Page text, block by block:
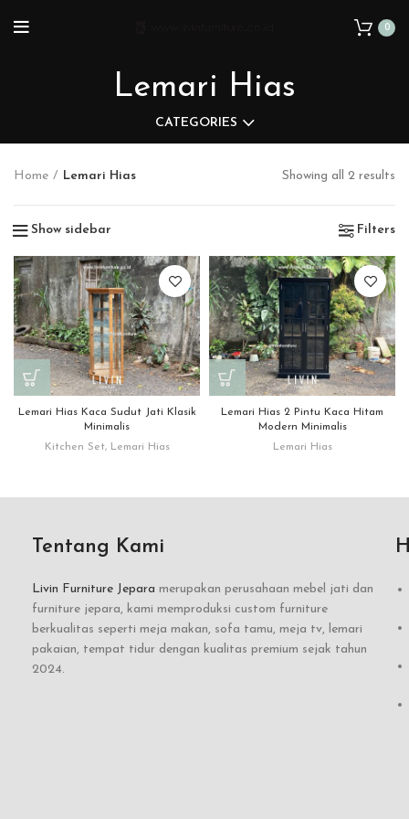
0
Lemari Hias
CATEGORIES
Home Lemari Hias Showing all 2 results
Show sidebar Filters
Lemari Hias Kaca Sudut Jati Klasik
Minimalis
Kitchen Set, Lemari Hias
Lemari Hias 2 Pintu Kaca Hitam
Modern Minimalis
Lemari Hias
Tentang Kami
Livin Furniture Jepara merupakan perusahaan mebel jati dan
furniture jepara, kami memproduksi custom furniture
berkualitas seperti meja makan, sofa tamu, meja tv, lemari
pakaian, tempat tidur dengan kualitas premium sejak tahun
2024.